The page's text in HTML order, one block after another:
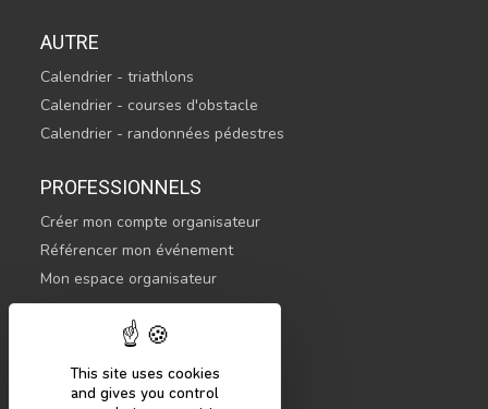
This site uses cookies
and gives you control
AUTRE
Calendrier - triathlons
Calendrier - courses d'obstacle
Calendrier - randonnées pédestres
PROFESSIONNELS
Créer mon compte organisateur
Référencer mon événement
Mon espace organisateur
CONTACTEZ-NOUS